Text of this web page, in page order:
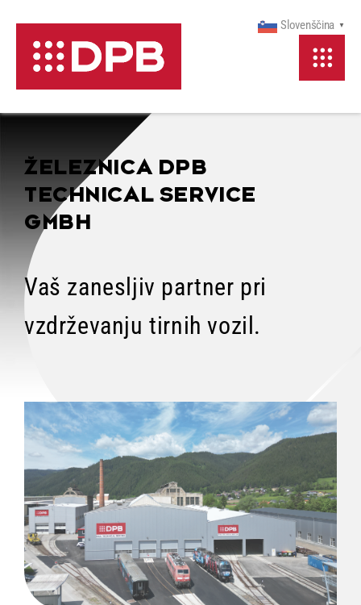
vsebino
ŽELEZNICA DPB
TECHNICAL SERVICE
GMBH
Vaš zanesljiv partner pri
vzdrževanju tirnih vozil.
Slovenščina ▼